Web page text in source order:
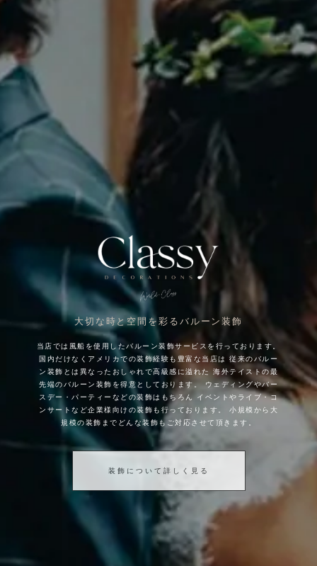
大切な時と空間を彩るバルーン装飾
当店では風船を使用したバルーン装飾サービスを行っております。
国内だけなくアメリカでの装飾経験も豊富な当店は
従来のバルー
ン装飾とは異なったおしゃれで高級感に溢れた
海外テイストの最
先端のバルーン装飾を得意としております。
ウェディングやバー
スデー・パーティーなどの装飾はもちろん
イベントやライブ・コ
ンサートなど企業様向けの装飾も行っております。
小規模から大
規模の装飾までどんな装飾もご対応させて頂きます。
装飾について詳しく見る